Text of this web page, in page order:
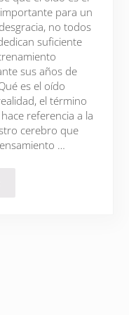
para un
no todos
suficiente
sus años de
es el oído
el término
referencia a la
cerebro que
…
auditivo